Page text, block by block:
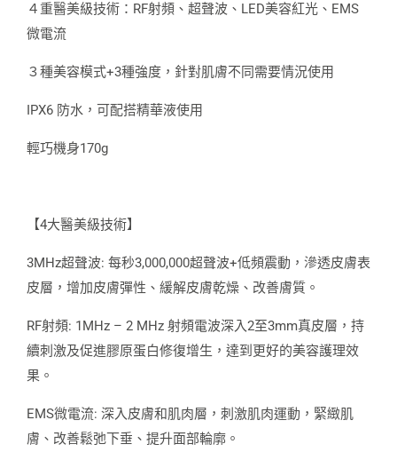
４重醫美級技術：RF射頻、超聲波、LED美容紅光、EMS
微電流
３種美容模式+3種強度，針對肌膚不同需要情況使用
IPX6 防水，可配搭精華液使用
輕巧機身170g
【4大醫美級技術】
3MHz超聲波: 每秒3,000,000超聲波+低頻震動，滲透皮膚表
皮層，增加皮膚彈性、緩解皮膚乾燥、改善膚質。
RF射頻: 1MHz – 2 MHz 射頻電波深入2至3mm真皮層，持
續刺激及促進膠原蛋白修復增生，達到更好的美容護理效
果。
EMS微電流: 深入皮膚和肌肉層，刺激肌肉運動，緊緻肌
膚、改善鬆弛下垂、提升面部輪廓。